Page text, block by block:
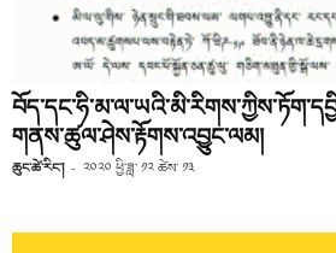
གནས་ཚུལ་ཤེས་རྟོགས་འབྱུང་ལམ།
ཆུང་ཚེ་རིང་། - ༢༠༢༠ ཕྱི་ཟླ་ ༡༢ ཚེས་ ༡༣